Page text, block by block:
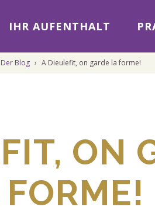
IHR AUFENTHALT
Der Blog › A Dieulefit, on garde la forme!
ON